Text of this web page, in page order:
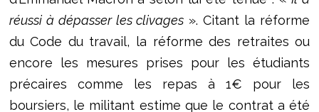
réussi à dépasser les clivages ». Citant la réforme
du Code du travail, la réforme des retraites ou
encore les mesures prises pour les étudiants
précaires comme les repas à 1€ pour les
boursiers, le militant estime que le contrat a été